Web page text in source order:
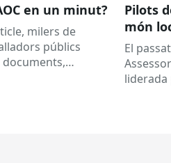
en un minut?
milers de
públics
Pilots
món
altres
El
liderada